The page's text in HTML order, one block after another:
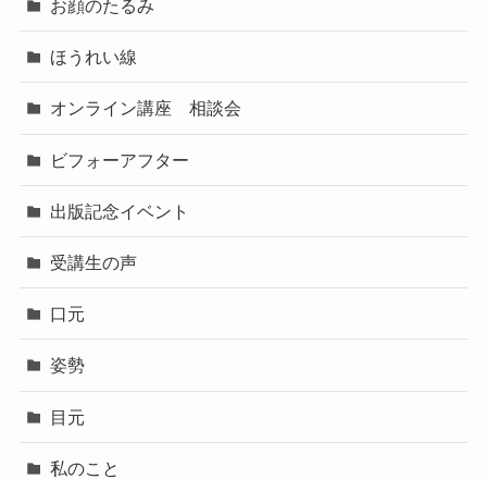
お顔のたるみ
ほうれい線
オンライン講座 相談会
ビフォーアフター
出版記念イベント
受講生の声
口元
姿勢
目元
私のこと